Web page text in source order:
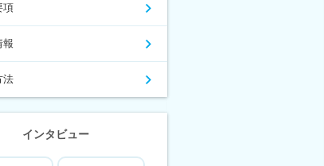
項
報
法
インタビュー